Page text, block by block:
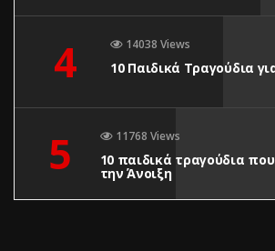
4 14038 Views
10 Παιδικά Τραγούδια
5 11768 Views
10 παιδικά τραγούδια
την Άνοιξη